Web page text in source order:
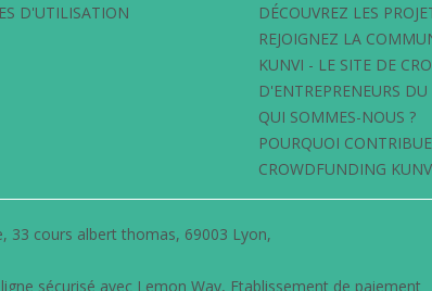
D'UTILISATION
DÉCOUVREZ LES
REJOIGNEZ LA
KUNVI - LE SITE DE
D'ENTREPRENEURS
QUI SOMMES-NOUS ?
POURQUOI
CROWDFUNDING
33 cours albert thomas, 69003 Lyon,
sécurisé avec Lemon Way, Etablissement de paiement